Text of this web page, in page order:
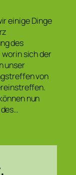
einige Dinge
des
sich der
unser
von
nun